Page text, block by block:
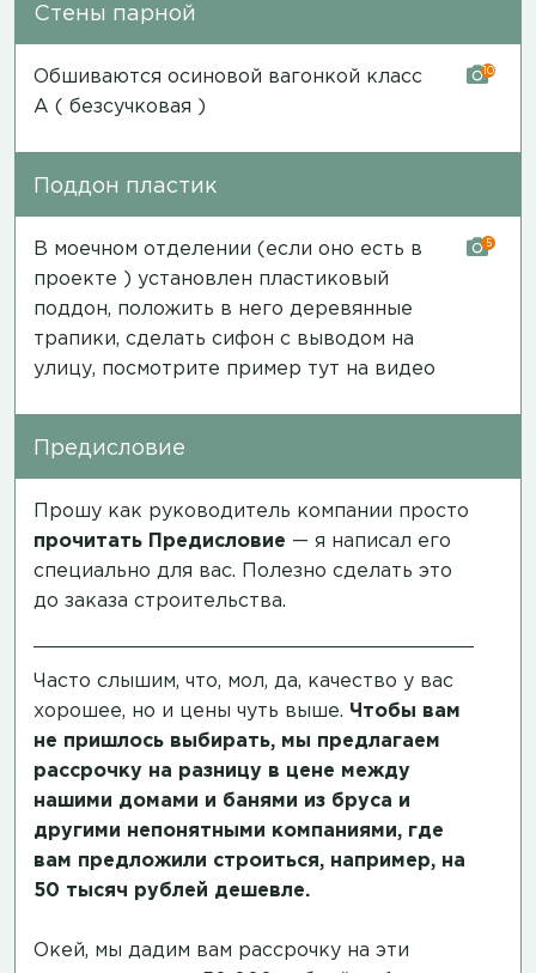
Стены парной
Обшиваются осиновой вагонкой класс
А ( безсучковая )
10
Поддон пластик
В моечном отделении (если оно есть в
проекте ) установлен пластиковый
поддон, положить в него деревянные
трапики, сделать сифон с выводом на
улицу, посмотрите пример тут на видео
5
Предисловие
Прошу как руководитель компании просто
прочитать Предисловие — я написал его
специально для вас. Полезно сделать это
до заказа строительства.
Часто слышим, что, мол, да, качество у вас
хорошее, но и цены чуть выше. Чтобы вам
не пришлось выбирать, мы предлагаем
рассрочку на разницу в цене между
нашими домами и банями из бруса и
другими непонятными компаниями, где
вам предложили строиться, например, на
50 тысяч рублей дешевле.
Окей, мы дадим вам рассрочку на эти